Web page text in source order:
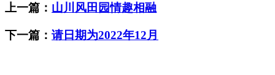
上一篇： 山川风田园情趣相融
下一篇： 请日期为2022年12月